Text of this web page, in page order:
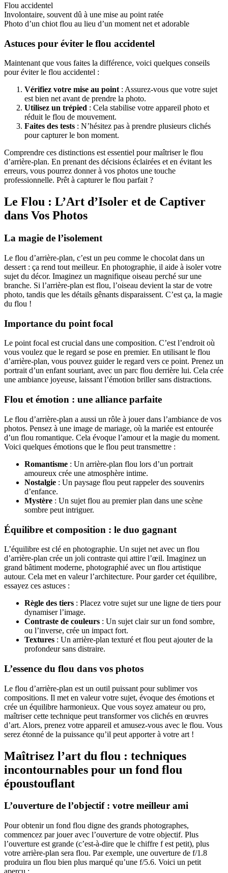
Flou accidentel
Involontaire, souvent dû à une mise au point ratée
Photo d’un chiot flou au lieu d’un moment net et adorable
Astuces pour éviter le flou accidentel
Maintenant que vous faites la différence, voici quelques conseils
pour éviter le flou accidentel :
Vérifiez votre mise au point : Assurez-vous que votre sujet
est bien net avant de prendre la photo.
Utilisez un trépied : Cela stabilise votre appareil photo et
réduit le flou de mouvement.
Faites des tests : N’hésitez pas à prendre plusieurs clichés
pour capturer le bon moment.
Comprendre ces distinctions est essentiel pour maîtriser le flou
d’arrière-plan. En prenant des décisions éclairées et en évitant les
erreurs, vous pourrez donner à vos photos une touche
professionnelle. Prêt à capturer le flou parfait ?
Le Flou : L’Art d’Isoler et de Captiver
dans Vos Photos
La magie de l’isolement
Le flou d’arrière-plan, c’est un peu comme le chocolat dans un
dessert : ça rend tout meilleur. En photographie, il aide à isoler votre
sujet du décor. Imaginez un magnifique oiseau perché sur une
branche. Si l’arrière-plan est flou, l’oiseau devient la star de votre
photo, tandis que les détails gênants disparaissent. C’est ça, la magie
du flou !
Importance du point focal
Le point focal est crucial dans une composition. C’est l’endroit où
vous voulez que le regard se pose en premier. En utilisant le flou
d’arrière-plan, vous pouvez guider le regard vers ce point. Prenez un
portrait d’un enfant souriant, avec un parc flou derrière lui. Cela crée
une ambiance joyeuse, laissant l’émotion briller sans distractions.
Flou et émotion : une alliance parfaite
Le flou d’arrière-plan a aussi un rôle à jouer dans l’ambiance de vos
photos. Pensez à une image de mariage, où la mariée est entourée
d’un flou romantique. Cela évoque l’amour et la magie du moment.
Voici quelques émotions que le flou peut transmettre :
Romantisme : Un arrière-plan flou lors d’un portrait
amoureux crée une atmosphère intime.
Nostalgie : Un paysage flou peut rappeler des souvenirs
d’enfance.
Mystère : Un sujet flou au premier plan dans une scène
sombre peut intriguer.
Équilibre et composition : le duo gagnant
L’équilibre est clé en photographie. Un sujet net avec un flou
d’arrière-plan crée un joli contraste qui attire l’œil. Imaginez un
grand bâtiment moderne, photographié avec un flou artistique
autour. Cela met en valeur l’architecture. Pour garder cet équilibre,
essayez ces astuces :
Règle des tiers : Placez votre sujet sur une ligne de tiers pour
dynamiser l’image.
Contraste de couleurs : Un sujet clair sur un fond sombre,
ou l’inverse, crée un impact fort.
Textures : Un arrière-plan texturé et flou peut ajouter de la
profondeur sans distraire.
L’essence du flou dans vos photos
Le flou d’arrière-plan est un outil puissant pour sublimer vos
compositions. Il met en valeur votre sujet, évoque des émotions et
crée un équilibre harmonieux. Que vous soyez amateur ou pro,
maîtriser cette technique peut transformer vos clichés en œuvres
d’art. Alors, prenez votre appareil et amusez-vous avec le flou. Vous
serez étonné de la puissance qu’il peut apporter à votre art !
Maîtrisez l’art du flou : techniques
incontournables pour un fond flou
époustouflant
L’ouverture de l’objectif : votre meilleur ami
Pour obtenir un fond flou digne des grands photographes,
commencez par jouer avec l’ouverture de votre objectif. Plus
l’ouverture est grande (c’est-à-dire que le chiffre f est petit), plus
votre arrière-plan sera flou. Par exemple, une ouverture de f/1.8
produira un flou bien plus marqué qu’une f/5.6. Voici un petit